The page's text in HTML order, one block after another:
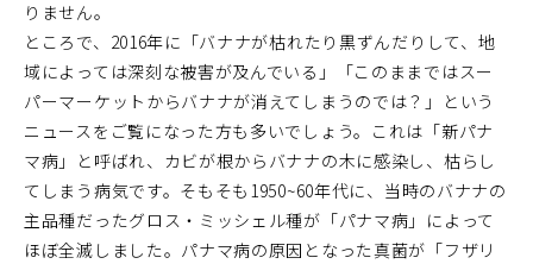
りません。
ところで、2016年に「バナナが枯れたり黒ずんだりして、地
域によっては深刻な被害が及んでいる」「このままではスー
パーマーケットからバナナが消えてしまうのでは？」という
ニュースをご覧になった方も多いでしょう。これは「新パナ
マ病」と呼ばれ、カビが根からバナナの木に感染し、枯らし
てしまう病気です。そもそも1950~60年代に、当時のバナナの
主品種だったグロス・ミッシェル種が「パナマ病」によって
ほぼ全滅しました。パナマ病の原因となった真菌が「フザリ